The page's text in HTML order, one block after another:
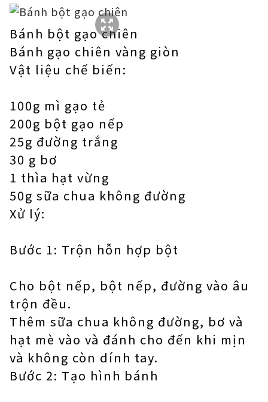
Bánh bột gạo chiên
Bánh gạo chiên vàng giòn
Vật liệu chế biến:
100g mì gạo tẻ
200g bột gạo nếp
25g đường trắng
30 g bơ
1 thìa hạt vừng
50g sữa chua không đường
Xử lý:
Bước 1: Trộn hỗn hợp bột
Cho bột nếp, bột nếp, đường vào âu
trộn đều.
Thêm sữa chua không đường, bơ và
hạt mè vào và đánh cho đến khi mịn
và không còn dính tay.
Bước 2: Tạo hình bánh